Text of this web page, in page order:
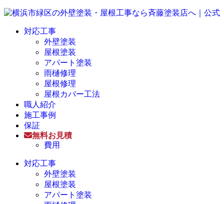
対応工事
外壁塗装
屋根塗装
アパート塗装
雨樋修理
屋根修理
屋根カバー工法
職人紹介
施工事例
保証
無料お見積
費用
対応工事
外壁塗装
屋根塗装
アパート塗装